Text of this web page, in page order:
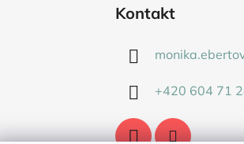
Kontakt
+420 604 71